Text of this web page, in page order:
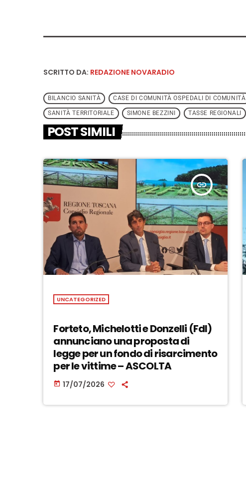
SCRITTO DA: REDAZIONE NOVARADIO
BILANCIO SANITÀ CASE DI COMUNITÀ OSPEDALI DI COMUNITÀ
SANITÀ TERRITORIALE SIMONE BEZZINI TASSE REGIONALI
POST SIMILI
insert_link
UNCATEGORIZED
Forteto, Michelotti e Donzelli (FdI)
annunciano una proposta di
legge per un fondo di risarcimento
per le vittime – ASCOLTA
today 17/07/2026